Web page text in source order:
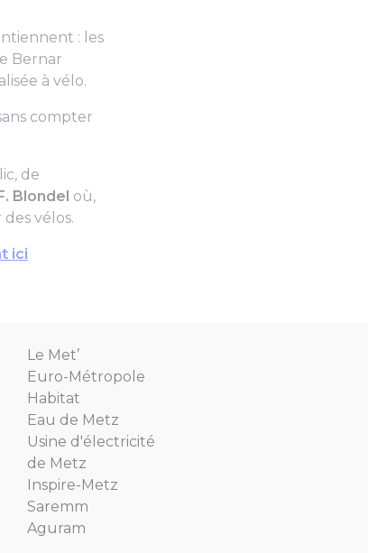
: les
Bernar
à vélo.
compter
de
Blondel où,
vélos.
ici
Le Met’
Euro-Métropole
Habitat
Eau de Metz
Usine d'électricité
de Metz
Inspire-Metz
Saremm
Aguram